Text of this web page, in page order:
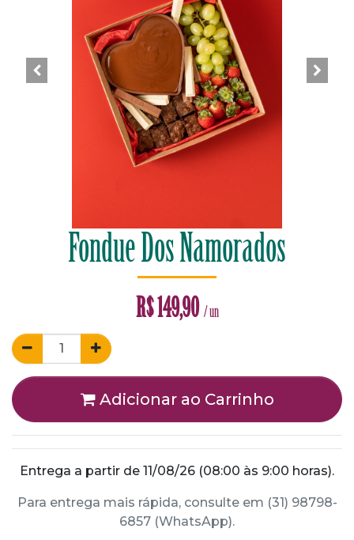
Fondue Dos Namorados
R$149,90 / un
Adicionar ao Carrinho
Entrega a partir de 11/08/26 (08:00 às 9:00 horas).
Para entrega mais rápida, consulte em (31) 98798-
6857 (WhatsApp).